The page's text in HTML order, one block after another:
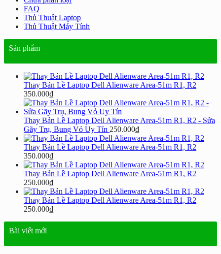
FAQ
Thủ Thuật Laptop
Thủ Thuật Máy Tính
Sản phẩm
Thay Bản Lề Laptop Dell Alienware Area-51m R1, R2
350.000₫
Thay Bản Lề Laptop Dell Alienware Area-51m R1, R2 - Sửa
Gãy Trụ, Bung Vỏ Uy Tín 250.000₫
Thay Bản Lề Laptop Dell Alienware Area-51m R1, R2
350.000₫
Thay Bản Lề Laptop Dell Alienware Area-51m R1, R2
250.000₫
Thay Bản Lề Laptop Dell Alienware Area-51m R1, R2
250.000₫
Bài viết mới